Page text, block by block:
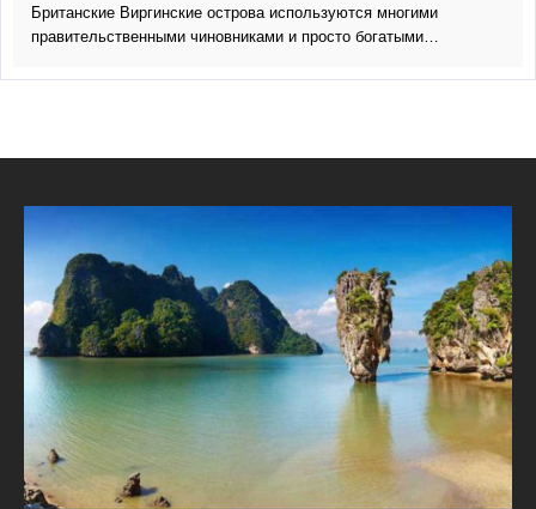
Британские Виргинские острова используются многими
правительственными чиновниками и просто богатыми…